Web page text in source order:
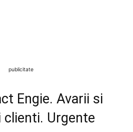
publicitate
Engie. Avarii si
Urgente